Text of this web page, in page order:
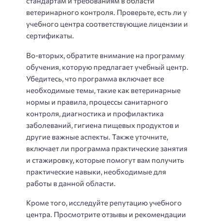
ветеринарного контроля. Проверьте, есть ли у
учебного центра соответствующие лицензии и
сертификаты.
Во-вторых, обратите внимание на программу
обучения, которую предлагает учебный центр.
Убедитесь, что программа включает все
необходимые темы, такие как ветеринарные
нормы и правила, процессы санитарного
контроля, диагностика и профилактика
заболеваний, гигиена пищевых продуктов и
другие важные аспекты. Также уточните,
включает ли программа практические занятия
и стажировку, которые помогут вам получить
практические навыки, необходимые для
работы в данной области.
Кроме того, исследуйте репутацию учебного
центра. Просмотрите отзывы и рекомендации